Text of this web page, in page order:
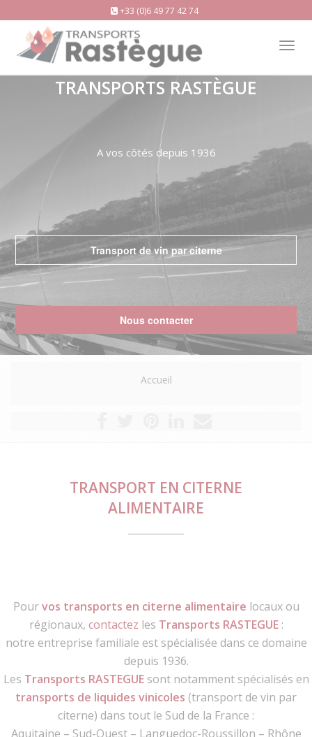
+33 (0)6 49 77 42 74
TRANSPORTS RASTÈGUE
A vos côtés depuis 1936
Transport de vin par citerne
Nous contacter
Accueil
TRANSPORT EN CITERNE
ALIMENTAIRE
Pourvos transports en citerne alimentaire locaux ou
régionaux, contactez les Transports RASTEGUE:
notre entreprise familiale est spécialisée dans ce domaine
depuis 1936.
Les Transports RASTEGUEsont notamment spécialisés en
transports de liquides vinicoles (transport de vin par
citerne) dans tout le Sud de la France :
Aquitaine – Sud-Ouest – Languedoc-Roussillon – Rhône